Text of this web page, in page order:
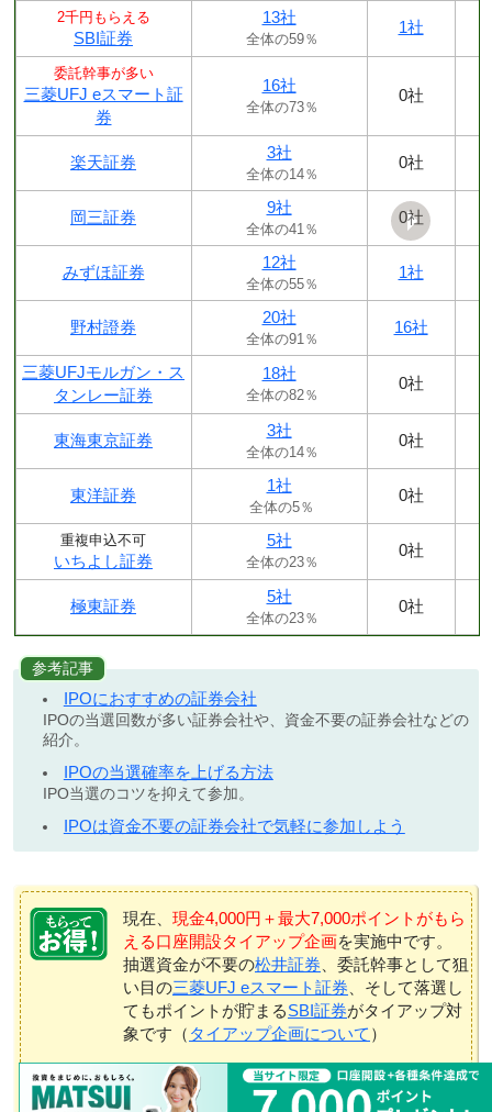
2千円もらえる
SBI証券
13社
全体の59％
1社
委託幹事が多い
三菱UFJ eスマート証
券
16社
全体の73％
0社
楽天証券
3社
全体の14％
0社
岡三証券
9社
全体の41％
0社
みずほ証券
12社
全体の55％
1社
野村證券
20社
全体の91％
16社
三菱UFJモルガン・ス
タンレー証券
18社
全体の82％
0社
東海東京証券
3社
全体の14％
0社
東洋証券
1社
全体の5％
0社
重複申込不可
いちよし証券
5社
全体の23％
0社
極東証券
5社
全体の23％
0社
参考記事
IPOにおすすめの証券会社
IPOの当選回数が多い証券会社や、資金不要の証券会社などの
紹介。
IPOの当選確率を上げる方法
IPO当選のコツを抑えて参加。
IPOは資金不要の証券会社で気軽に参加しよう
現在、 現金4,000円＋最大7,000ポイントがもら
える口座開設タイアップ企画を実施中です。
抽選資金が不要の松井証券 、委託幹事として狙
い目の三菱UFJ eスマート証券 、そして落選し
てもポイントが貯まるSBI証券がタイアップ対
象です（ タイアップ企画について ）